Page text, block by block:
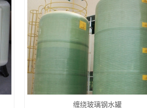
缠绕玻璃钢水罐